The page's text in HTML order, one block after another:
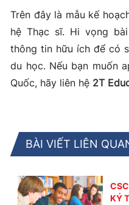
Trên đây là mẫu kế
hệ Thạc sĩ. Hi vọng
thông tin hữu ích để có
du học. Nếu bạn muốn
Quốc, hãy liên hệ 2T
BÀI VIẾT LIÊN
KÝ